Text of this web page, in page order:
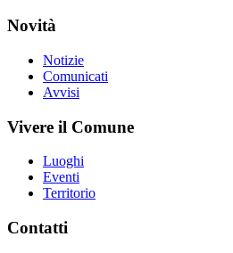
Novità
Notizie
Comunicati
Avvisi
Vivere il Comune
Luoghi
Eventi
Territorio
Contatti